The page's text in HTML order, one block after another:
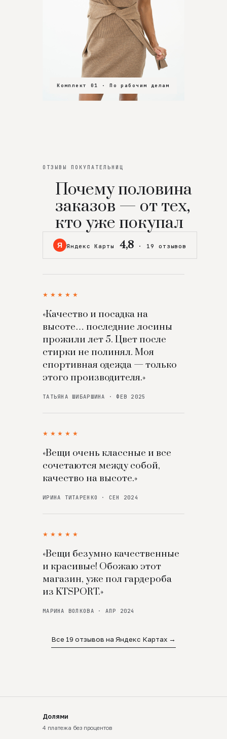
Комплект 01 · По рабочим делам
Комплект 02 · В зал
Комплект 03 · На особенный вечер
ОТЗЫВЫ ПОКУПАТЕЛЬНИЦ
Почему половина
заказов — от тех,
кто уже покупал
Я Яндекс Карты 4,8 · 19 отзывов
★★★★★
«Качество и посадка на
высоте… последние лосины
прожили лет 5. Цвет после
стирки не полинял. Моя
спортивная одежда — только
этого производителя.»
ТАТЬЯНА ШИБАРШИНА · ФЕВ 2025
★★★★★
«Вещи очень классные и все
сочетаются между собой,
качество на высоте.»
ИРИНА ТИТАРЕНКО · СЕН 2024
★★★★★
«Вещи безумно качественные
и красивые! Обожаю этот
магазин, уже пол гардероба
из KTSPORT.»
МАРИНА ВОЛКОВА · АПР 2024
Все 19 отзывов на Яндекс Картах →
Долями
4 платежа без процентов